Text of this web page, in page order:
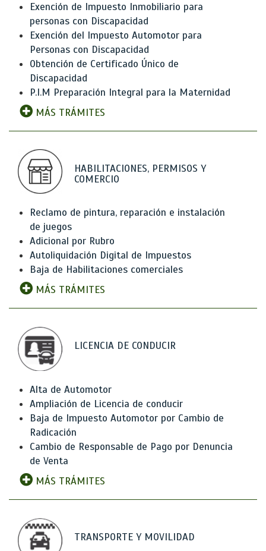
Exención de Impuesto Inmobiliario para
personas con Discapacidad
Exención del Impuesto Automotor para
Personas con Discapacidad
Obtención de Certificado Único de
Discapacidad
P.I.M Preparación Integral para la Maternidad
MÁS TRÁMITES
HABILITACIONES, PERMISOS Y
COMERCIO
Reclamo de pintura, reparación e instalación
de juegos
Adicional por Rubro
Autoliquidación Digital de Impuestos
Baja de Habilitaciones comerciales
MÁS TRÁMITES
LICENCIA DE CONDUCIR
Alta de Automotor
Ampliación de Licencia de conducir
Baja de Impuesto Automotor por Cambio de
Radicación
Cambio de Responsable de Pago por Denuncia
de Venta
MÁS TRÁMITES
TRANSPORTE Y MOVILIDAD